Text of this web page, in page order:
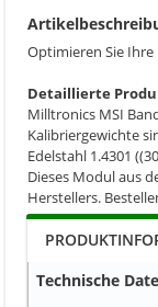
Optimieren Sie
Detaillierte
Milltronics MSI
Kalibriergewichte
Edelstahl 1.4301
Dieses Modul aus
Herstellers.
Technische